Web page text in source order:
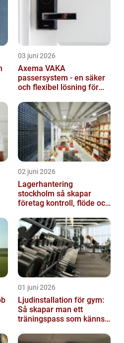
03 juni 2026
Axema VAKA
passersystem - en säker
och flexibel lösning för
02 juni 2026
Lagerhantering
stockholm så skapar
företag kontroll, flöde och
01 juni 2026
Ljudinstallation för gym:
Så skapar man ett
träningspass som känns i